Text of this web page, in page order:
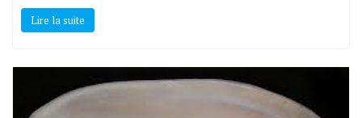
Lire la suite